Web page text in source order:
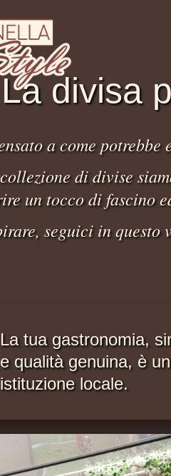
La divisa
a come
di divise
un tocco di fascino
seguici in
La tua gastronomia,
e qualità genuina, è
istituzione locale.